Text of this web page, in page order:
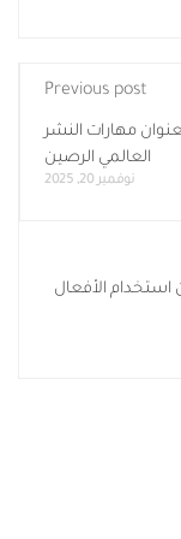
Previous post
مهارات النشر
العالمي الرصين
نوفمبر 20, 2025
استخدام الأفعال